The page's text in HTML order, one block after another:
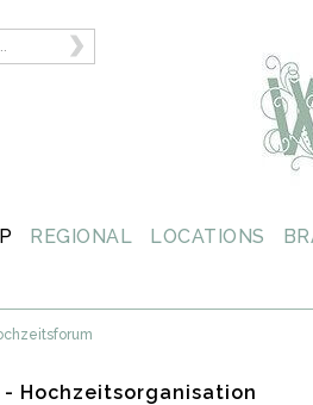
REGIONAL LOCATIONS
Hochzeitsorganisation